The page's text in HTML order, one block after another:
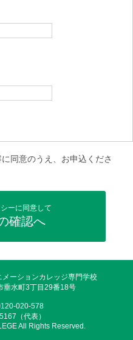
同意のうえ、お申込くださ
ーに同意して
確認へ
ーションカレッジ専門学校
垂水町3丁目29番18号
020-578
（代表）
All Rights Reserved.